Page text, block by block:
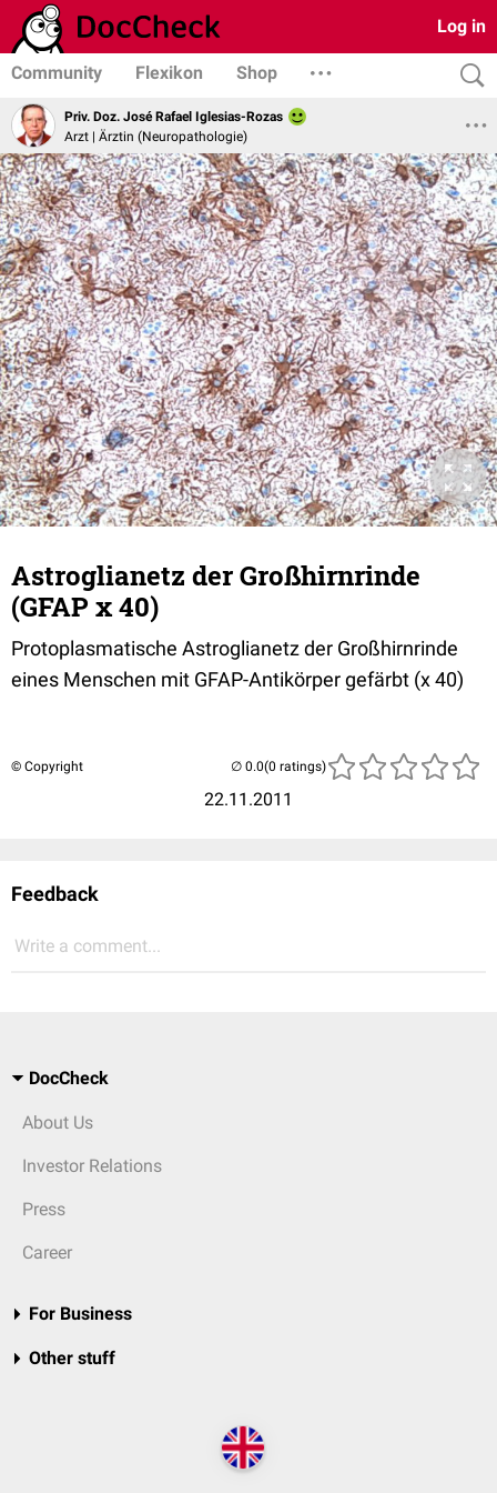
Log in
Community Flexikon Shop
Priv. Doz. José Rafael Iglesias-Rozas
Arzt | Ärztin (Neuropathologie)
Astroglianetz der Großhirnrinde
(GFAP x 40)
Protoplasmatische Astroglianetz der Großhirnrinde
eines Menschen mit GFAP-Antikörper gefärbt (x 40)
© Copyright
22.11.2011
(0 ratings)
Feedback
Write a comment...
DocCheck
About Us
Investor Relations
Press
Career
For Business
Other stuff